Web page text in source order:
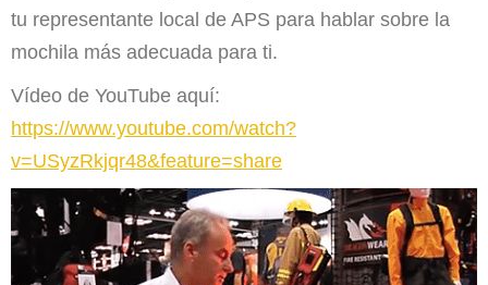
tu representante local de APS para hablar sobre la
mochila más adecuada para ti.
Vídeo de YouTube aquí:
https://www.youtube.com/watch?
v=USyzRkjqr48&feature=share